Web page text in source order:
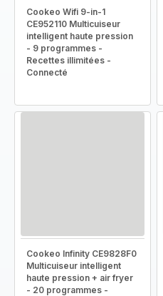
Cookeo Wifi 9-in-1
CE952110 Multicuiseur
intelligent haute pression
- 9 programmes -
Recettes illimitées -
Connecté
Cookeo Infinity CE9828F0
Multicuiseur intelligent
haute pression + air fryer
- 20 programmes -